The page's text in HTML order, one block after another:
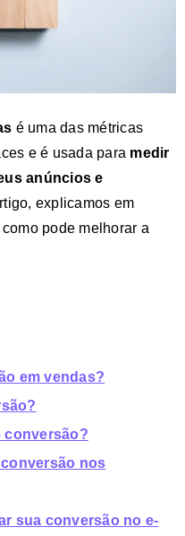
é uma das métricas
e é usada para medir
anúncios e
explicamos em
pode melhorar a
em vendas?
conversão?
nos
sua conversão no e-